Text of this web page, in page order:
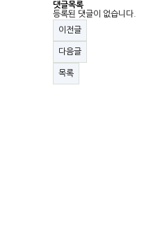
댓글목록
등록된 댓글이 없습니다.
이전글
다음글
목록